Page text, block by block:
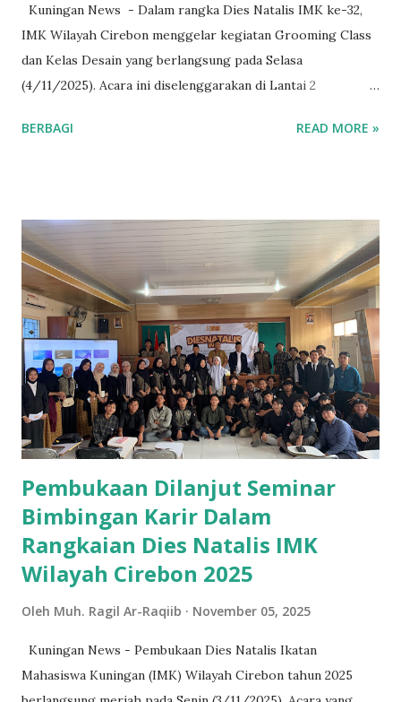
Kuningan News - Dalam rangka Dies Natalis IMK ke-32,
IMK Wilayah Cirebon menggelar kegiatan Grooming Class
dan Kelas Desain yang berlangsung pada Selasa
(4/11/2025). Acara ini diselenggarakan di Lantai 2
Perumahan Puri Taman Sari Blok C No. 24, Karyamulya,
Kemenpora. Dalam sesi ini, mereka menjelaskan pentingnya
mengaktifkan B3 yang mencakup Brain, Beauty, dan
Behavior dalam kehidupan sehari-hari. “Beauty berkaitan
dengan merawat penampilan dan menambah pesona,
sedangkan Brain berhubungan dengan peningkatan
kecerdasan dan gaya berprestasi. Sementara itu, Behavior
mencakup etika dan karisma yang memukau,” tutur Ragil
dalam materinya. Selain itu, aspek personal branding dan
cara berpakaian juga menjadi bagian dari pembahasan.
Peserta diajak untuk memahami bag...
BERBAGI READ MORE »
Pembukaan Dilanjut Seminar
Bimbingan Karir Dalam
Rangkaian Dies Natalis IMK
Wilayah Cirebon 2025
Oleh Muh. Ragil Ar-Raqiib November 05, 2025
Kuningan News - Pembukaan Dies Natalis Ikatan
Mahasiswa Kuningan (IMK) Wilayah Cirebon tahun 2025